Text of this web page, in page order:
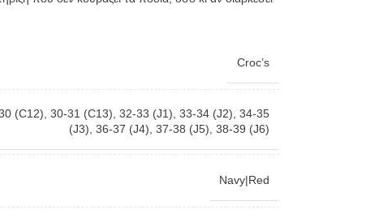
Croc’s
(C12) 30-31 (C13) 32-33 (J1) 33-34 (J2) 34-35
(J3) 36-37 (J4) 37-38 (J5) 38-39 (J6)
Navy|Red